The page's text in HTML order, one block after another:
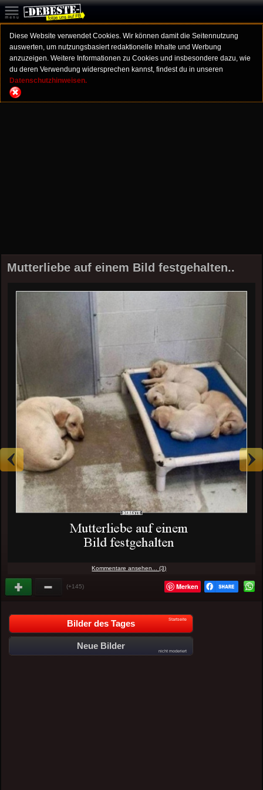
Diese Website verwendet Cookies. Wir können damit die Seitennutzung
auswerten, um nutzungsbasiert redaktionelle Inhalte und Werbung
anzuzeigen. Weitere Informationen zu Cookies und insbesondere dazu, wie
du deren Verwendung widersprechen kannst, findest du in unseren
Datenschutzhinweisen.
Mutterliebe auf einem Bild festgehalten..
Kommentare ansehen... (3)
(+145) Merken
Bilder des Tages Startseite
Neue Bilder
nicht moderiert